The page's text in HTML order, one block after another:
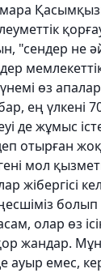
"сендер не
өз
ең үлкені
де жұмыс
отырған
мол
жібергісі
болып
олар өз
жандар.
ауыр емес,